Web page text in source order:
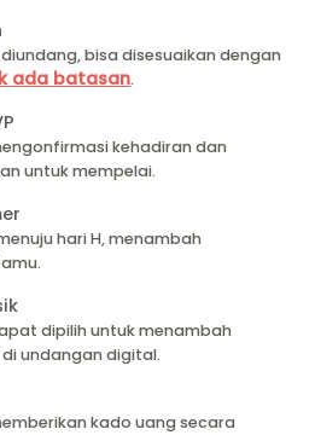
bisa disesuaikan dengan
ada batasan.
kehadiran dan
untuk mempelai.
hari H, menambah
dipilih untuk menambah
undangan digital.
kado uang secara